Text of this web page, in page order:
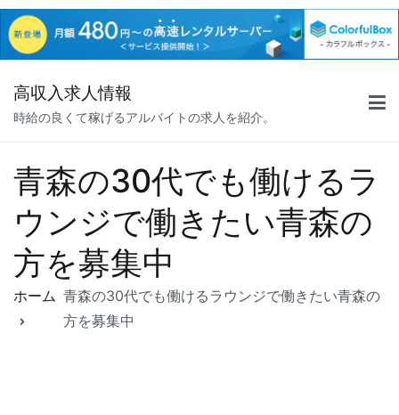
高収入求人情報
時給の良くて稼げるアルバイトの求人を紹介。
青森の30代でも働けるラ
ウンジで働きたい青森の
方を募集中
ホーム 青森の30代でも働けるラウンジで働きたい青森の
方を募集中